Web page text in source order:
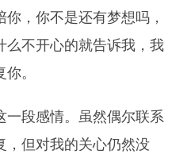
，你不是还有梦想吗，
么不开心的就告诉我，我
。
一段感情。虽然偶尔联系
，但对我的关心仍然没